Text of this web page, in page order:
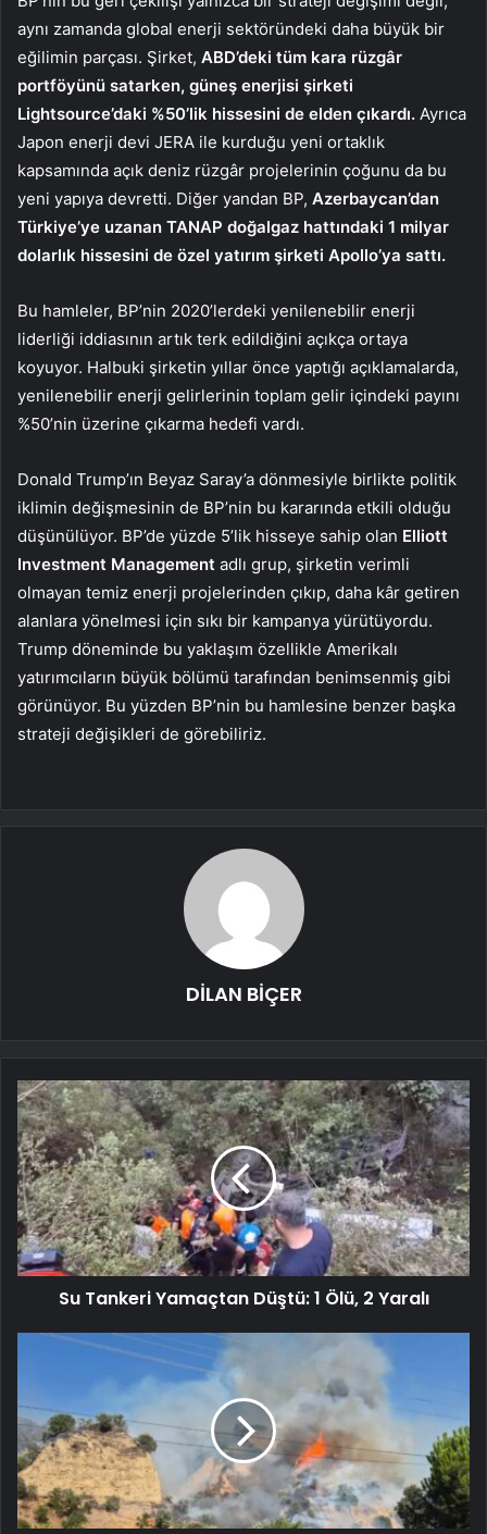
aynı zamanda global enerji sektöründeki daha büyük bir
eğilimin parçası. Şirket, ABD’deki tüm kara rüzgâr
portföyünü satarken, güneş enerjisi şirketi
Lightsource’daki %50’lik hissesini de elden çıkardı. Ayrıca
Japon enerji devi JERA ile kurduğu yeni ortaklık
kapsamında açık deniz rüzgâr projelerinin çoğunu da bu
yeni yapıya devretti. Diğer yandan BP, Azerbaycan’dan
Türkiye’ye uzanan TANAP doğalgaz hattındaki 1 milyar
dolarlık hissesini de özel yatırım şirketi Apollo’ya sattı.
Bu hamleler, BP’nin 2020’lerdeki yenilenebilir enerji
liderliği iddiasının artık terk edildiğini açıkça ortaya
koyuyor. Halbuki şirketin yıllar önce yaptığı açıklamalarda,
yenilenebilir enerji gelirlerinin toplam gelir içindeki payını
%50’nin üzerine çıkarma hedefi vardı.
Donald Trump’ın Beyaz Saray’a dönmesiyle birlikte politik
iklimin değişmesinin de BP’nin bu kararında etkili olduğu
düşünülüyor. BP’de yüzde 5’lik hisseye sahip olan Elliott
Investment Management adlı grup, şirketin verimli
olmayan temiz enerji projelerinden çıkıp, daha kâr getiren
alanlara yönelmesi için sıkı bir kampanya yürütüyordu.
Trump döneminde bu yaklaşım özellikle Amerikalı
yatırımcıların büyük bölümü tarafından benimsenmiş gibi
görünüyor. Bu yüzden BP’nin bu hamlesine benzer başka
strateji değişikleri de görebiliriz.
DİLAN BİÇER
Su Tankeri Yamaçtan Düştü: 1 Ölü, 2 Yaralı